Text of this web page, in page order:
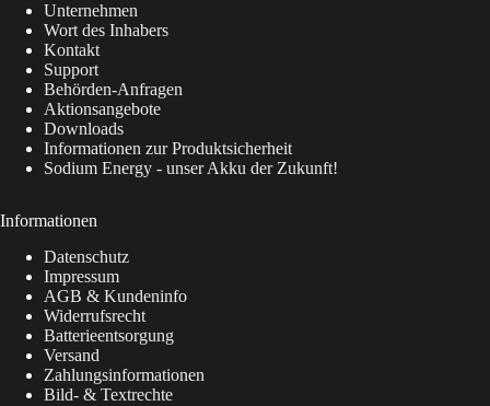
Unternehmen
Wort des Inhabers
Kontakt
Support
Behörden-Anfragen
Aktionsangebote
Downloads
Informationen zur Produktsicherheit
Sodium Energy - unser Akku der Zukunft!
Informationen
Datenschutz
Impressum
AGB & Kundeninfo
Widerrufsrecht
Batterieentsorgung
Versand
Zahlungsinformationen
Bild- & Textrechte